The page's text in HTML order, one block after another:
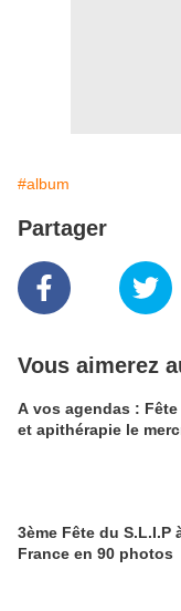
#album
Partager
Vous aimerez
A vos agendas : Fête
et apithérapie le
3ème Fête du S.L.I.P
France en 90 photos